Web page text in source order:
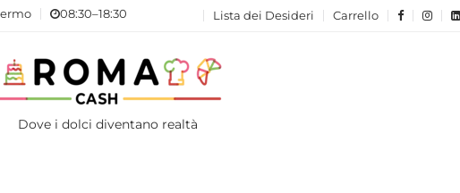
08:30–18:30 Lista dei Desideri Carrello
Dove i dolci diventano realtà